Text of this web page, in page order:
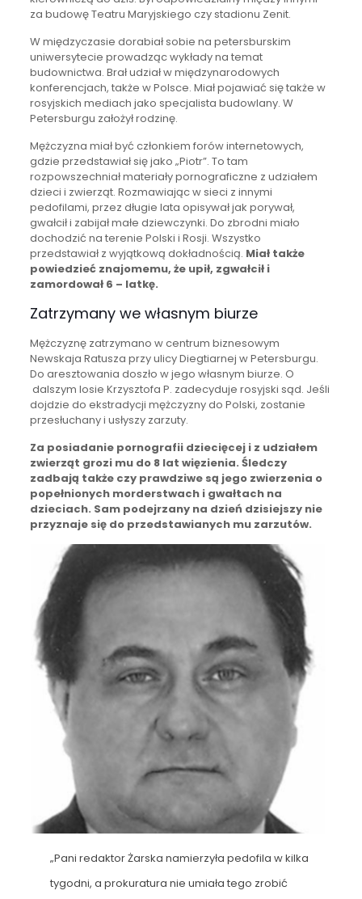
za budowę Teatru Maryjskiego czy stadionu Zenit.
W międzyczasie dorabiał sobie na petersburskim
uniwersytecie prowadząc wykłady na temat
budownictwa. Brał udział w międzynarodowych
konferencjach, także w Polsce. Miał pojawiać się także w
rosyjskich mediach jako specjalista budowlany. W
Petersburgu założył rodzinę.
Mężczyzna miał być członkiem forów internetowych,
gdzie przedstawiał się jako „Piotr”. To tam
rozpowszechniał materiały pornograficzne z udziałem
dzieci i zwierząt. Rozmawiając w sieci z innymi
pedofilami, przez długie lata opisywał jak porywał,
gwałcił i zabijał małe dziewczynki. Do zbrodni miało
dochodzić na terenie Polski i Rosji. Wszystko
przedstawiał z wyjątkową dokładnością. Miał także
powiedzieć znajomemu, że upił, zgwałcił i
zamordował 6 – latkę.
Zatrzymany we własnym biurze
Mężczyznę zatrzymano w centrum biznesowym
Newskaja Ratusza przy ulicy Diegtiarnej w Petersburgu.
Do aresztowania doszło w jego własnym biurze. O
dalszym losie Krzysztofa P. zadecyduje rosyjski sąd. Jeśli
dojdzie do ekstradycji mężczyzny do Polski, zostanie
przesłuchany i usłyszy zarzuty.
Za posiadanie pornografii dziecięcej i z udziałem
zwierząt grozi mu do 8 lat więzienia. Śledczy
zadbają także czy prawdziwe są jego zwierzenia o
popełnionych morderstwach i gwałtach na
dzieciach. Sam podejrzany na dzień dzisiejszy nie
przyznaje się do przedstawianych mu zarzutów.
„Pani redaktor Żarska namierzyła pedofila w kilka
tygodni, a prokuratura nie umiała tego zrobić